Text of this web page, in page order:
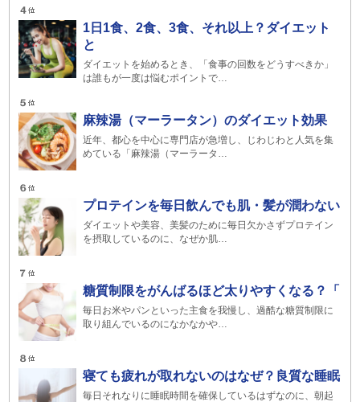
1日1食、2食、3食、それ以上？ダイエット
と
ダイエットを始めるとき、「食事の回数をどうすべきか」
は誰もが一度は悩むポイントで…
麻辣湯（マーラータン）のダイエット効果
近年、都心を中心に専門店が急増し、じわじわと人気を集
めている「麻辣湯（マーラータ…
プロテインを毎日飲んでも肌・髪が潤わない
ダイエットや美容、美髪のために毎日欠かさずプロテイン
を摂取しているのに、なぜか肌…
糖質制限をがんばるほど太りやすくなる？「
毎日お米やパンといった主食を我慢し、過酷な糖質制限に
取り組んでいるのになかなかや…
寝ても疲れが取れないのはなぜ？良質な睡眠
毎日それなりに睡眠時間を確保しているはずなのに、朝起